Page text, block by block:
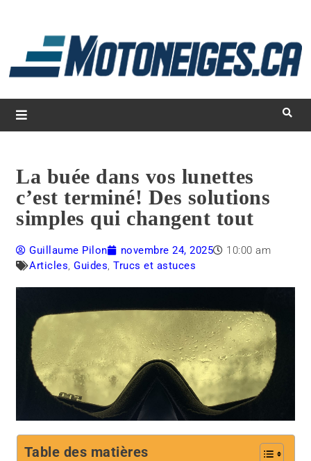
Magazine Motoneiges.ca
La buée dans vos lunettes
c’est terminé! Des solutions
simples qui changent tout
Guillaume Pilon novembre 24, 2025
10:00 am
Articles,Guides,Trucs et astuces
Table des matières